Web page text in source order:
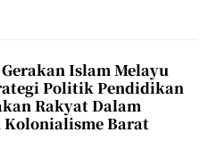
Islam Melayu
Politik Pendidikan
Rakyat Dalam
Kolonialisme Barat